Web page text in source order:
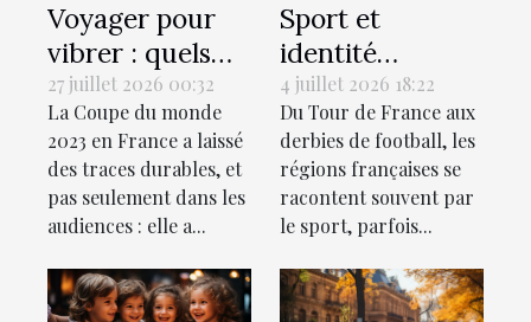
Voyager pour
vibrer : quels
sont les stades
de rugby à
visiter
absolument ?
27 juillet 2026 00:32
La Coupe du monde
2023 en France a laissé
des traces durables, et
pas seulement dans les
audiences : elle a...
Sport et
identité
régionale : le
match invisible
des territoires
4 juillet 2026 18:22
Du Tour de France aux
derbies de football, les
régions françaises se
racontent souvent par
le sport, parfois...